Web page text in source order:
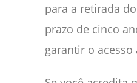
para a retirada
prazo de cinco
garantir o